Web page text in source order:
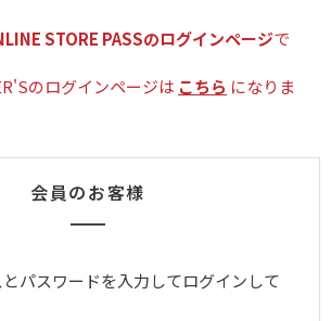
STORE PASSのログインページで
のログインページは こちら になりま
会員のお客様
パスワードを入力してログインして